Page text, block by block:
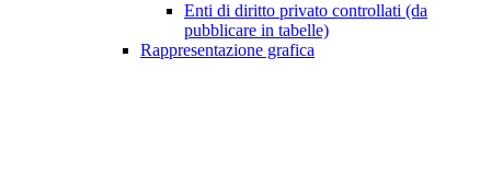
Enti di diritto privato controllati (da
pubblicare in tabelle)
Rappresentazione grafica